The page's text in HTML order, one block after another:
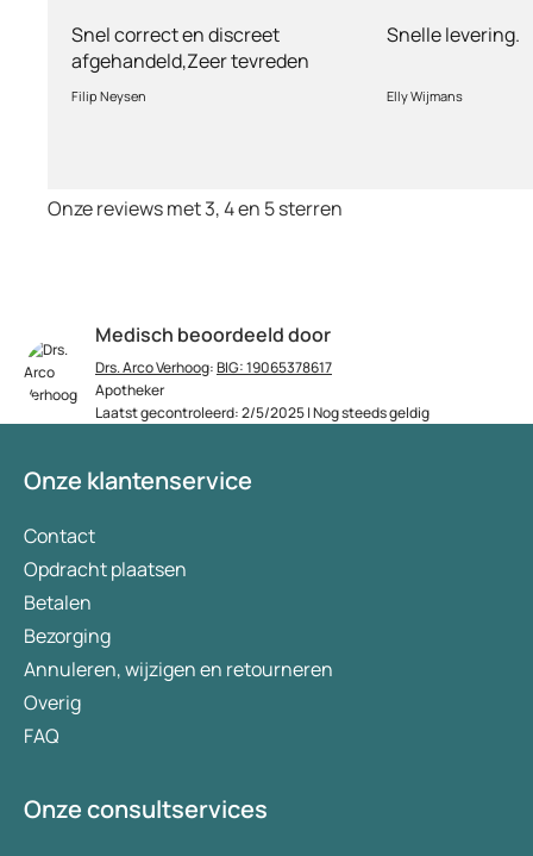
Medisch beoordeeld door
Drs. Arco Verhoog:BIG: 19065378617
Apotheker
Laatst gecontroleerd: 2/5/2025 | Nog steeds geldig
Snel correct en discreet
afgehandeld,Zeer tevreden
met de service en patiënt
vriendelijkheid.Vermoedelijk
Filip Neysen
Snelle levering.
Elly Wijmans
Onze reviews met 3, 4 en 5 sterren
Onze klantenservice
Contact
Opdracht plaatsen
Betalen
Bezorging
Annuleren, wijzigen en retourneren
Overig
FAQ
Onze consultservices